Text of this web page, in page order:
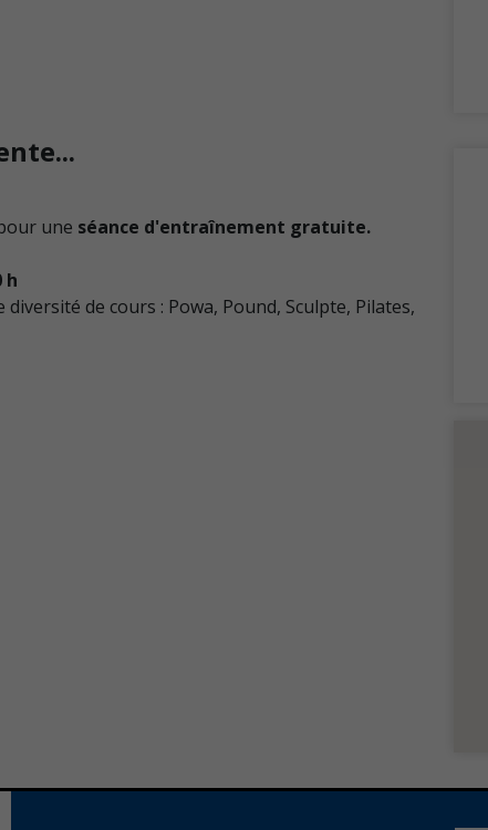
une séance d'entraînement gratuite.
h
diversité de cours : Powa, Pound, Sculpte, Pilates,